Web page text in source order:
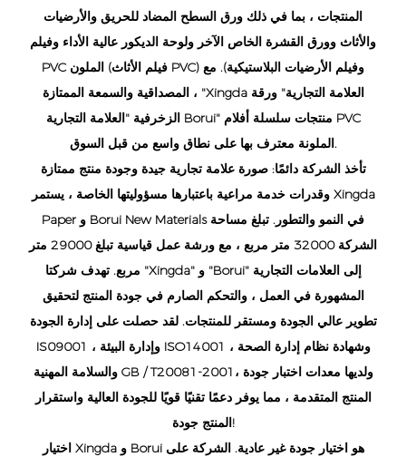
المنتجات ، بما في ذلك ورق السطح المضاد للحريق والأرضيات
والأثاث وورق القشرة الخاص الآخر ولوحة الديكور عالية الأداء وفيلم
PVC الملون (فيلم الأثاث PVC) وفيلم الأرضيات البلاستيكية). مع
المصداقية والسمعة الممتازة ، "Xingda العلامة التجارية" ورقة
الزخرفية "العلامة التجارية Borui" منتجات سلسلة أفلام PVC
الملونة معترف بها على نطاق واسع من قبل السوق.
تأخذ الشركة دائمًا: صورة علامة تجارية جيدة وجودة منتج ممتازة
وقدرات خدمة مراعية باعتبارها مسؤوليتها الخاصة ، يستمر Xingda
Paper و Borui New Materials في النمو والتطور. تبلغ مساحة
الشركة 32000 متر مربع ، مع ورشة عمل قياسية تبلغ 29000 متر
مربع. تهدف شركتا "Xingda" و "Borui" إلى العلامات التجارية
المشهورة في العمل ، والتحكم الصارم في جودة المنتج لتحقيق
تطوير عالي الجودة ومستقر للمنتجات. لقد حصلت على إدارة الجودة
IS09001 ، وإدارة البيئة ISO14001 ، وشهادة نظام إدارة الصحة
والسلامة المهنية GB / T20081-2001، ولديها معدات اختبار جودة
المنتج المتقدمة ، مما يوفر دعمًا تقنيًا قويًا للجودة العالية واستقرار
المنتج جودة!
اختيار Xingda و Borui هو اختيار جودة غير عادية. الشركة على